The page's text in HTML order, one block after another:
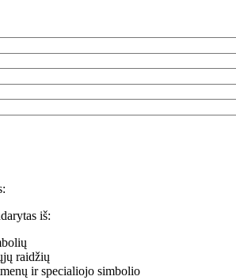
iš:
raidžių
ir specialiojo simbolio